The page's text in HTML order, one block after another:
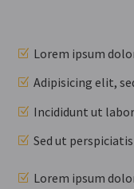
Lorem ipsum
Adipisicing elit,
Incididunt ut
Sed ut perspiciatis
Lorem ipsum